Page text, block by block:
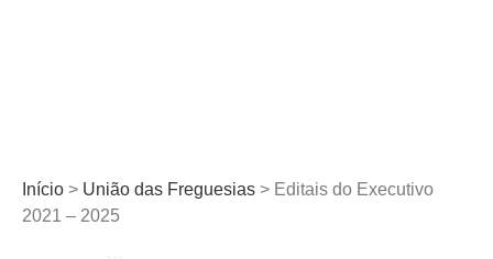
Início > União das Freguesias > Editais do Executivo
2021 – 2025